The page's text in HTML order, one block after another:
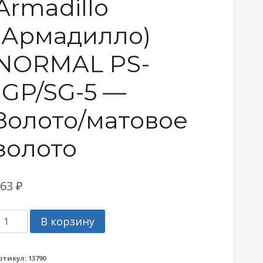
PS-
SG-5 —
матовое
₽
КоличествоВ корзину
13790